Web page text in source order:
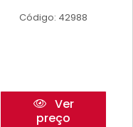
Código: 42988
Ver
preço